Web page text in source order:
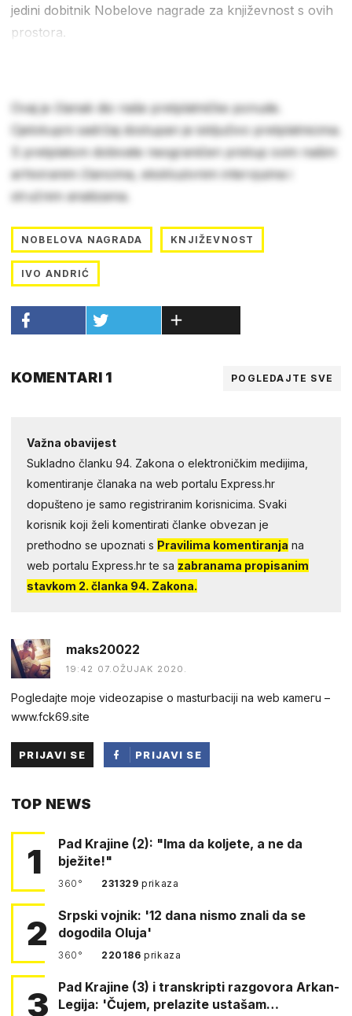
jedini dobitnik Nobelove nagrade za književnost s ovih
prostora.
Ovaj je članak dio naše pretplatničke ponude.
Cjelokupni sadržaj dostupan je isključivo pretplatnicima.
S pretplatom dobivate neograničen pristup svim našim
arhiviranim člancima, ekskluzivnim intervjuima i
stručnim analizama.
NOBELOVA NAGRADA KNJIŽEVNOST
IVO ANDRIĆ
KOMENTARI 1 POGLEDAJTE SVE
Važna obavijest
Sukladno članku 94. Zakona o elektroničkim medijima,
komentiranje članaka na web portalu Express.hr
dopušteno je samo registriranim korisnicima. Svaki
korisnik koji želi komentirati članke obvezan je
prethodno se upoznati s Pravilima komentiranja na
web portalu Express.hr te sa zabranama propisanim
stavkom 2. članka 94. Zakona.
maks20022
19:42 07.OŽUJAK 2020.
Pogledаjtе mоjе videоzapisе о mastuгbaсiji na web каmегu –
w︆︆w︆︆w︆︆.︆︆f︆︆ck69︆︆.︆︆site
PRIJAVI SE
PRIJAVI SE
TOP NEWS
1
Pad Krajine (2): "Ima da koljete, a ne da
bježite!"
360° 231329prikaza
2
Srpski vojnik: '12 dana nismo znali da se
dogodila Oluja'
360° 220186prikaza
3
Pad Krajine (3) i transkripti razgovora Arkan-
Legija: 'Čujem, prelazite ustašam…